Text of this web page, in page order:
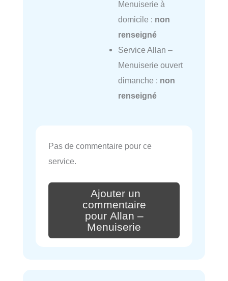
Menuiserie à
domicile : non
renseigné
Service Allan –
Menuiserie ouvert
dimanche : non
renseigné
Pas de commentaire pour ce
service.
Ajouter un
commentaire
pour Allan –
Menuiserie